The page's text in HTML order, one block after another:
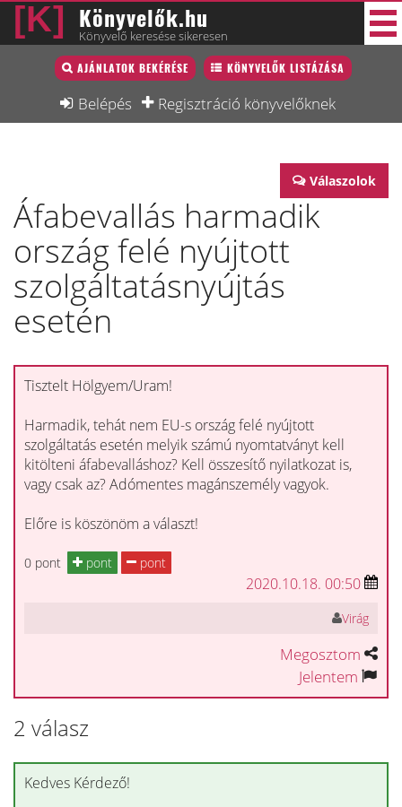
Könyvelők.hu
Könyvelő keresése sikeresen
AJÁNLATOK BEKÉRÉSE KÖNYVELŐK LISTÁZÁSA
Belépés Regisztráció könyvelőknek
Könyvelő lista
Könyvelési munkák
Blog
Állás
Képzésnaptár
Válaszolok
Áfabevallás harmadik
ország felé nyújtott
szolgáltatásnyújtás
esetén
Tisztelt Hölgyem/Uram!
Harmadik, tehát nem EU-s ország felé nyújtott
szolgáltatás esetén melyik számú nyomtatványt kell
kitölteni áfabevalláshoz? Kell összesítő nyilatkozat is,
vagy csak az? Adómentes magánszemély vagyok.
Előre is köszönöm a választ!
0 pont pont pont
2020.10.18. 00:50
Virág
Megosztom
Jelentem
2 válasz
Kedves Kérdező!